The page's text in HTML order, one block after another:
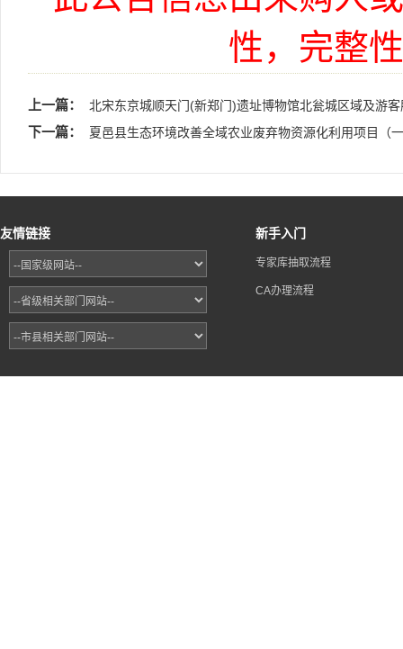
性，完整
上一篇： 北宋东京城顺天门(新郑门)遗址博物馆北瓮城区域及游
下一篇： 夏邑县生态环境改善全域农业废弃物资源化利用项目（
友情链接 新手入门
专家库抽取流程
CA办理流程